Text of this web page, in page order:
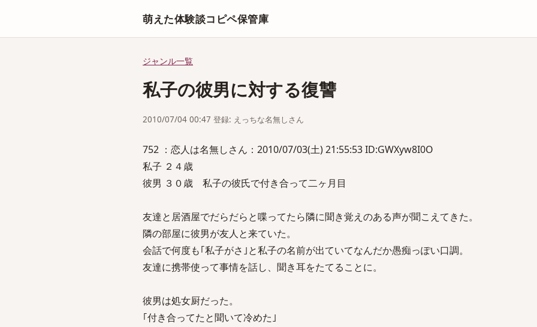
萌えた体験談コピペ保管庫
ジャンル一覧
私子の彼男に対する復讐
2010/07/04 00:47 登録: えっちな名無しさん
752 ：恋人は名無しさん：2010/07/03(土) 21:55:53 ID:GWXyw8I0O
私子 ２４歳
彼男 ３０歳 私子の彼氏で付き合って二ヶ月目
友達と居酒屋でだらだらと喋ってたら隣に聞き覚えのある声が聞こえてきた。
隣の部屋に彼男が友人と来ていた。
会話で何度も｢私子がさ｣と私子の名前が出ていてなんだか愚痴っぽい口調。
友達に携帯使って事情を話し、聞き耳をたてることに。
彼男は処女厨だった。
｢付き合ってたと聞いて冷めた｣